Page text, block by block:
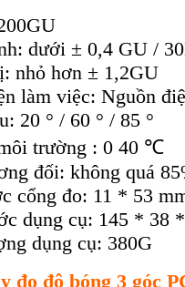
dưới ± 0,4 GU /
nhỏ hơn ± 1,2GU
làm việc: Nguồn
20 ° / 60 ° / 85 °
trường : 0 40 ℃
đối: không quá
cổng đo: 11 * 53
dụng cụ: 145 * 38
dụng cụ: 380G
đo độ bóng 3 góc